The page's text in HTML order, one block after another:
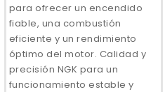
para ofrecer un encendido
fiable, una combustión
eficiente y un rendimiento
óptimo del motor. Calidad y
precisión NGK para un
funcionamiento estable y